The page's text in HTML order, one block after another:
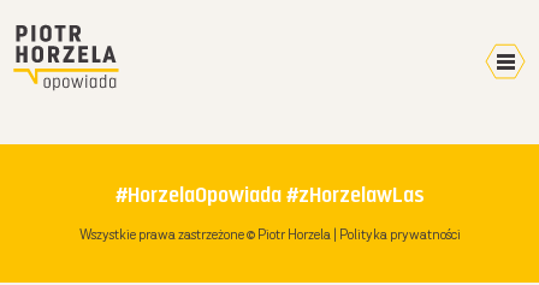
#HorzelaOpowiada #zHorzelawLas
Wszystkie prawa zastrzeżone © Piotr Horzela | Polityka prywatności
Kalendarz 2026
Home
Video